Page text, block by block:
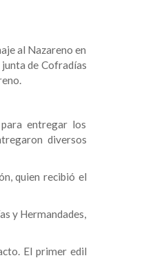
al Nazareno en
junta de Cofradías
entregar los
diversos
quien recibió el
y Hermandades,
El primer edil